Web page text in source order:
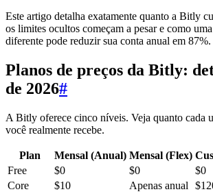
Este artigo detalha exatamente quanto a Bitly
os limites ocultos começam a pesar e como
diferente pode reduzir sua conta anual em 87%.
Planos de preços da Bitly:
de 2026#
A Bitly oferece cinco níveis. Veja quanto cada
você realmente recebe.
Plan Mensal (Anual) Mensal (Flex)
Free
$0 $0
$0
Core
$10 Apenas anual